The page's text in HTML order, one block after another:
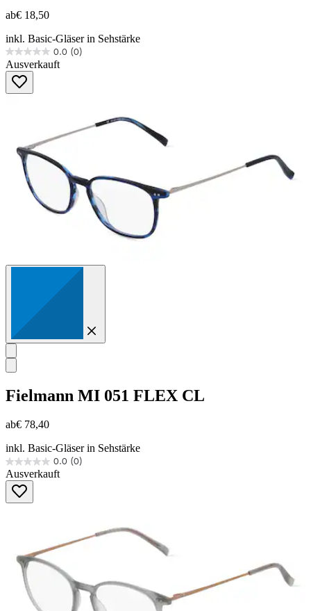
ab€ 18,50
inkl. Basic-Gläser in Sehstärke
0.0 (0)
0.0
von
Sternen.
Ausverkauft
Fielmann MI 051 FLEX CL
ab€ 78,40
inkl. Basic-Gläser in Sehstärke
0.0 (0)
0.0
von
Sternen.
Ausverkauft